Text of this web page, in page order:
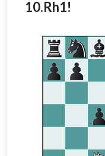
10.Rh1!